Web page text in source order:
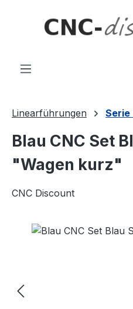
Linearführungen Serie
Blau CNC Set
"Wagen kurz"
CNC Discount
Bildergalerie überspringen